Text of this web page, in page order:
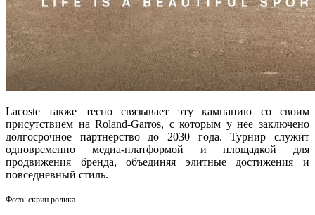
Lacoste также тесно связывает эту кампанию со своим
присутствием на Roland-Garros, с которым у нее заключено
долгосрочное партнерство до 2030 года. Турнир служит
одновременно медиа-платформой и площадкой для
продвижения бренда, объединяя элитные достижения и
повседневный стиль.
Фото: скрин ролика